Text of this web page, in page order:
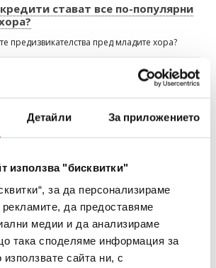
Детайли За приложението
използва "бисквитки"
за да персонализираме
да предоставяме
медии и да анализираме
така споделяме информация за
използвате сайта ни, с
стават все по-популярни
предизвикателства пред младите хора?
ПРОЧЕТИ ОЩЕ